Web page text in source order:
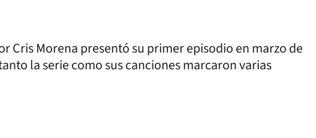
Cris Morena presentó su primer episodio en marzo de
la serie como sus canciones marcaron varias